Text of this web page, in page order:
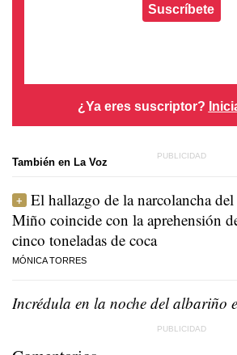
Suscríbete
¿Ya eres suscriptor?
También en La Voz
El hallazgo de la narcolancha del
Miño coincide con la aprehensión
cinco toneladas de coca
MÓNICA TORRES
Incrédula en la noche del albariño